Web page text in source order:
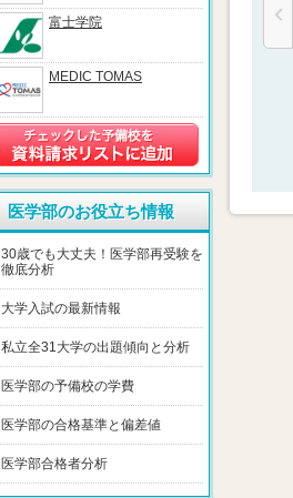
富士学院
MEDIC TOMAS
医学部のお役立ち情報
30歳でも大丈夫！医学部再受験を
徹底分析
大学入試の最新情報
私立全31大学の出題傾向と分析
医学部の予備校の学費
医学部の合格基準と偏差値
医学部合格者分析